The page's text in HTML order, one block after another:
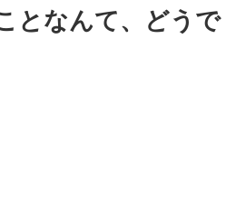
となんて、どうで